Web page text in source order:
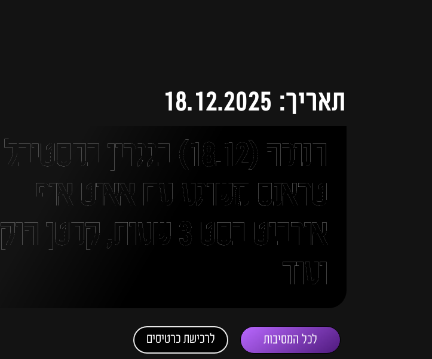
תאריך: 18.12.2025
חנוכה (18.12) בגגרין בפסטיבל
טראנס משוגע עם אאוט אוף
אורביט בסט 3 שעות, קפטן הוק
ועוד
לכל המסיבות לרכישת כרטיסים